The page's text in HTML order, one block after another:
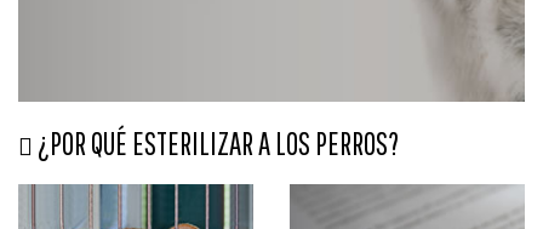
¿POR QUÉ ESTERILIZAR A LOS PERROS?